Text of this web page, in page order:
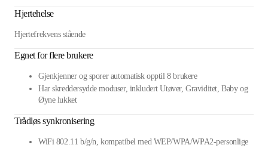
Hjertehelse
Hjertefrekvens stående
Egnet for flere brukere
Gjenkjenner og sporer automatisk opptil 8 brukere
Har skreddersydde moduser, inkludert Utøver, Graviditet, Baby og
Øyne lukket
Trådløs synkronisering
WiFi 802.11 b/g/n, kompatibel med WEP/WPA/WPA2-personlige